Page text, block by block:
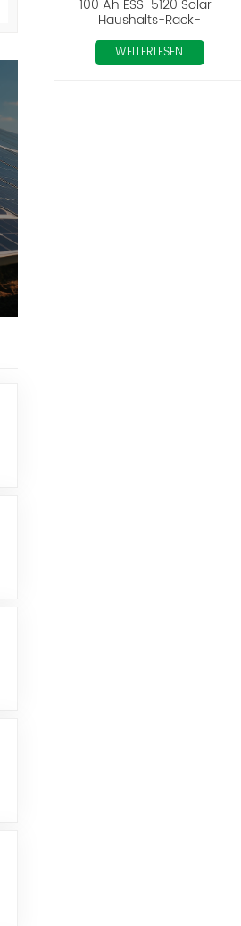
100 Ah ESS-5120 Solar-
Haushalts-Rack-
Energiespeicherbatterie
WEITERLESEN